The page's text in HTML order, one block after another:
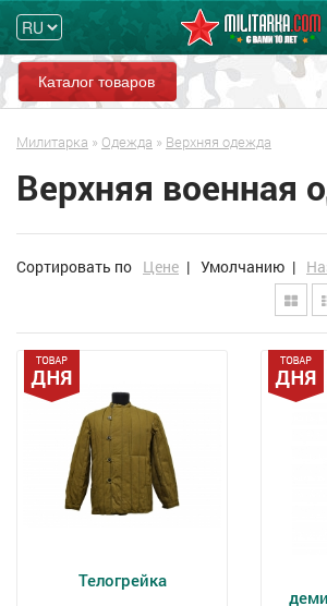
Каталог товаров
Милитарка » Одежда » Верхняя одежда
Верхняя военная
Сортировать по Цене | Умолчанию |
Телогрейка